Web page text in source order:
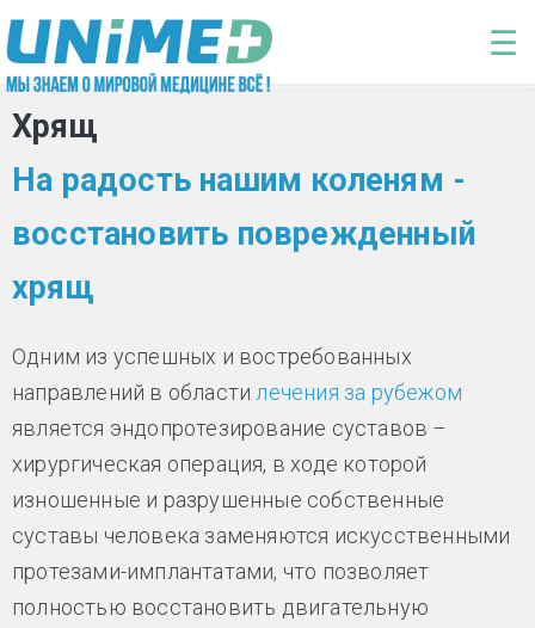
Перейти к основному содержанию
☰
Хрящ
На радость нашим коленям -
восстановить поврежденный
хрящ
Одним из успешных и востребованных
направлений в области лечения за рубежом
является эндопротезирование суставов –
хирургическая операция, в ходе которой
изношенные и разрушенные собственные
суставы человека заменяются искусственными
протезами-имплантатами, что позволяет
полностью восстановить двигательную